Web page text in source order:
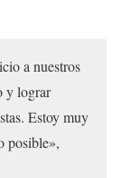
a nuestros
y lograr
Estoy muy
posible»,